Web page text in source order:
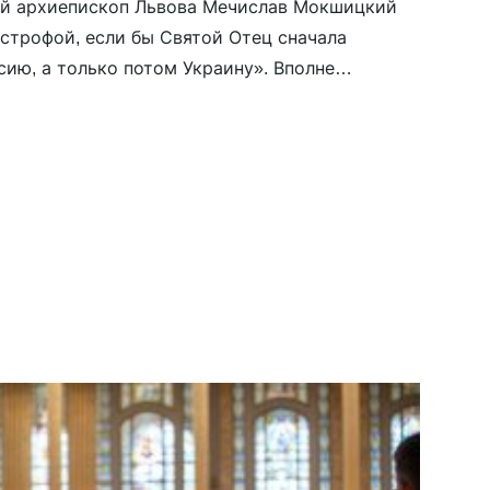
архиепископ Львова Мечислав Мокшицкий
если бы Святой Отец сначала
а только потом Украину». Вполне
будут для него закрыты, если он